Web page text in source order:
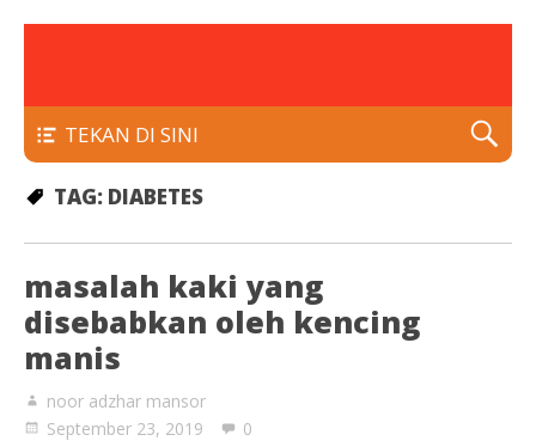
TEKAN DI SINI
TAG: DIABETES
masalah kaki yang
disebabkan oleh kencing
manis
noor adzhar mansor
September 23, 2019
0